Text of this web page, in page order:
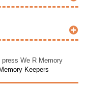
press We R Memory
Keepers